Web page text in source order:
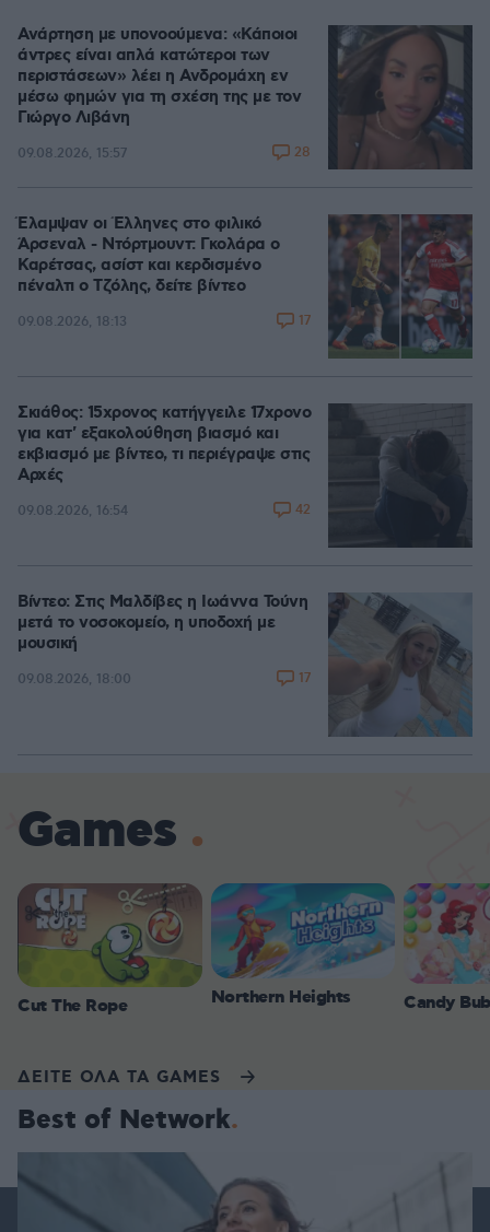
Ανάρτηση με υπονοούμενα: «Κάποιοι
άντρες είναι απλά κατώτεροι των
περιστάσεων» λέει η Ανδρομάχη εν
μέσω φημών για τη σχέση της με τον
Γιώργο Λιβάνη
09.08.2026, 15:57 28
Έλαμψαν οι Έλληνες στο φιλικό
Άρσεναλ - Ντόρτμουντ: Γκολάρα ο
Καρέτσας, ασίστ και κερδισμένο
πέναλτι ο Τζόλης, δείτε βίντεο
09.08.2026, 18:13 17
Σκιάθος: 15χρονος κατήγγειλε 17χρονο
για κατ' εξακολούθηση βιασμό και
εκβιασμό με βίντεο, τι περιέγραψε στις
Αρχές
09.08.2026, 16:54 42
Βίντεο: Στις Μαλδίβες η Ιωάννα Τούνη
μετά το νοσοκομείο, η υποδοχή με
μουσική
09.08.2026, 18:00 17
Games
Cut The Rope Northern Heights Candy
ΔΕΙΤΕ ΟΛΑ ΤΑ GAMES
Best of Network